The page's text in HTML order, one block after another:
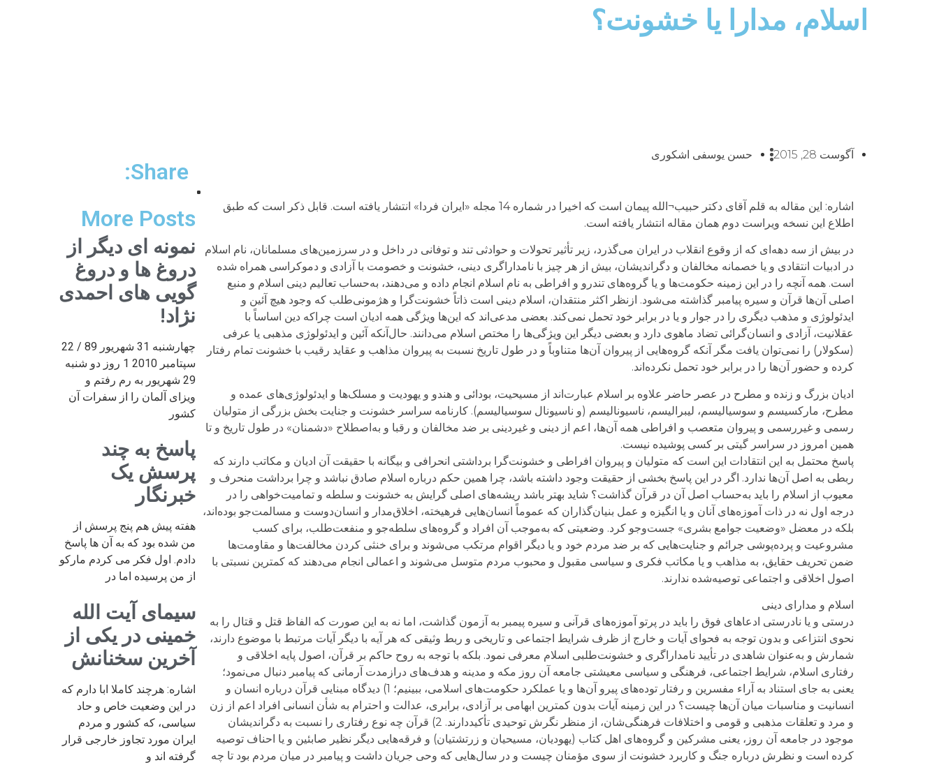
اسلام، مدارا یا خشونت؟
آگوست 28, 2015 حسن یوسفی اشکوری
اشاره: این مقاله به قلم آقای دکتر حبیب¬الله پیمان است که اخیرا در شماره 14 مجله «ایران فردا» انتشار یافته است. قابل ذکر است که طبق
اطلاع این نسخه ویراست دوم همان مقاله انتشار یافته است.
در بیش از سه دهه‌ای که از وقوع انقلاب در ایران می‌گذرد، زیر تأثیر تحولات و حوادثی تند و توفانی در داخل و در سرزمین‌های مسلمانان، نام اسلام
در ادبیات انتقادی و یا خصمانه مخالفان و دگراندیشان، بیش از هر چیز با نامداراگری دینی، خشونت و خصومت با آزادی و دموکراسی همراه شده
است. همه آنچه را در این زمینه حکومت‌ها و یا گروه‌های تندرو و افراطی به نام اسلام انجام داده و می‌دهند، به‌حساب تعالیم دینی اسلام و منبع
اصلی آن‌ها قرآن و سیره پیامبر گذاشته می‌شود. ازنظر اکثر منتقدان، اسلام دینی است ذاتاً خشونت‌گرا و هژمونی‌طلب که وجود هیچ آئین و
ایدئولوژی و مذهب دیگری را در جوار و یا در برابر خود تحمل نمی‌کند. بعضی مدعی‌اند که این‌ها ویژگی همه ادیان است چراکه دین اساساً با
عقلانیت، آزادی و انسان‌گرائی تضاد ماهوی دارد و بعضی دیگر این ویژگی‌ها را مختص اسلام می‌دانند. حال‌آنکه آئین و ایدئولوژی مذهبی یا عرفی
(سکولار) را نمی‌توان یافت مگر آنکه گروه‌هایی از پیروان آن‌ها متناوباً و در طول تاریخ نسبت به پیروان مذاهب و عقاید رقیب با خشونت تمام رفتار
کرده و حضور آن‌ها را در برابر خود تحمل نکرده‌اند.
ادیان بزرگ و زنده و مطرح در عصر حاضر علاوه بر اسلام عبارت‌اند از مسیحیت، بودائی و هندو و یهودیت و مسلک‌ها و ایدئولوژی‌های عمده و
مطرح، مارکسیسم و سوسیالیسم، لیبرالیسم، ناسیونالیسم (و ناسیونال سوسیالیسم). کارنامه سراسر خشونت و جنایت بخش بزرگی از متولیان
رسمی و غیررسمی و پیروان متعصب و افراطی همه آن‌ها، اعم از دینی و غیردینی بر ضد مخالفان و رقبا و به‌اصطلاح «دشمنان» در طول تاریخ و تا
همین امروز در سراسر گیتی بر کسی پوشیده نیست.
پاسخ محتمل به این انتقادات این است که متولیان و پیروان افراطی و خشونت‌گرا برداشتی انحرافی و بیگانه با حقیقت آن ادیان و مکاتب دارند که
ربطی به اصل آن‌ها ندارد. اگر در این پاسخ بخشی از حقیقت وجود داشته باشد، چرا همین حکم درباره اسلام صادق نباشد و چرا برداشت منحرف و
معیوب از اسلام را باید به‌حساب اصل آن در قرآن گذاشت؟ شاید بهتر باشد ریشه‌های اصلی گرایش به خشونت و سلطه و تمامیت‌خواهی را در
درجه اول نه در ذات آموزه‌های آنان و یا انگیزه و عمل بنیان‌گذاران که عموماً انسان‌هایی فرهیخته، اخلاق‌مدار و انسان‌دوست و مسالمت‌جو بوده‌اند،
بلکه در معضل «وضعیت جوامع بشری» جست‌وجو کرد. وضعیتی که به‌موجب آن افراد و گروه‌های سلطه‌جو و منفعت‌طلب، برای کسب
مشروعیت و پرده‌پوشی جرائم و جنایت‌هایی که بر ضد مردم خود و یا دیگر اقوام مرتکب می‌شوند و برای خنثی کردن مخالفت‌ها و مقاومت‌ها
ضمن تحریف حقایق، به مذاهب و یا مکاتب فکری و سیاسی مقبول و محبوب مردم متوسل می‌شوند و اعمالی انجام می‌دهند که کمترین نسبتی با
اصول اخلاقی و اجتماعی توصیه‌شده ندارند.
اسلام و مدارای دینی
درستی و یا نادرستی ادعاهای فوق را باید در پرتو آموزه‌های قرآنی و سیره پیمبر به آزمون گذاشت، اما نه به این صورت که الفاظ قتل و قتال را به
نحوی انتزاعی و بدون توجه به فحوای آیات و خارج از ظرف شرایط اجتماعی و تاریخی و ربط وثیقی که هر آیه با دیگر آیات مرتبط با موضوع دارند،
شمارش و به‌عنوان شاهدی در تأیید نامداراگری و خشونت‌طلبی اسلام معرفی نمود. بلکه با توجه به روح حاکم بر قرآن، اصول پایه اخلاقی و
رفتاری اسلام، شرایط اجتماعی، فرهنگی و سیاسی معیشتی جامعه آن روز مکه و مدینه و هدف‌های درازمدت آرمانی که پیامبر دنبال می‌نمود؛
یعنی به جای استناد به آراء مفسرین و رفتار توده‌های پیرو آن‌ها و یا عملکرد حکومت‌های اسلامی، ببینیم؛ 1) دیدگاه مبنایی قرآن درباره انسان و
انسانیت و مناسبات میان آن‌ها چیست؟ در این زمینه آیات بدون کمترین ابهامی بر آزادی، برابری، عدالت و احترام به شأن انسانی افراد اعم از زن
و مرد و تعلقات مذهبی و قومی و اختلافات فرهنگی‌شان، از منظر نگرش توحیدی تأکیددارند. 2) قرآن چه نوع رفتاری را نسبت به دگراندیشان
موجود در جامعه آن روز، یعنی مشرکین و گروه‌های اهل کتاب (یهودیان، مسیحیان و زرتشتیان) و فرقه‌هایی دیگر نظیر صابئین و یا احناف توصیه
کرده است و نظرش درباره جنگ و کاربرد خشونت از سوی مؤمنان چیست و در سال‌هایی که وحی جریان داشت و پیامبر در میان مردم بود تا چه
Share:
More Posts
نمونه ای دیگر از
دروغ ها و دروغ
گویی های احمدی
نژاد!
چهارشنبه 31 شهریور 89 / 22
سپتامبر 2010 1 روز دو شنبه
29 شهریور به رم رفتم و
ویزای آلمان را از سفرات آن
کشور
پاسخ به چند
پرسش یک
خبرنگار
هفته پیش هم پنج پرسش از
من شده بود که به آن ها پاسخ
دادم. اول فکر می کردم مارکو
از من پرسیده اما در
سیمای آیت الله
خمینی در یکی از
آخرین سخنانش
اشاره: هرچند کاملا ابا دارم که
در این وضعیت خاص و حاد
سیاسی، که کشور و مردم
ایران مورد تجاوز خارجی قرار
گرفته اند و